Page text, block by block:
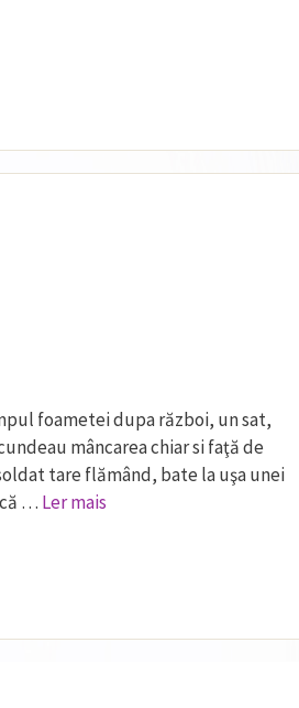
foametei dupa război, un sat,
mâncarea chiar si faţă de
tare flămând, bate la uşa unei
… Ler mais